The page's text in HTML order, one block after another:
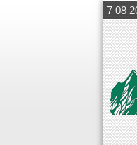
7 08